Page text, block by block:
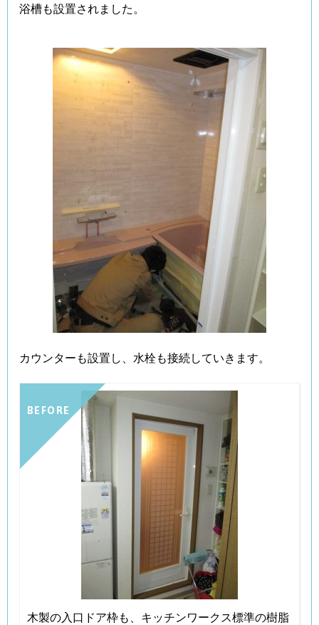
浴槽も設置されました。
カウンターも設置し、水栓も接続していきます。
BEFORE
木製の入口ドア枠も、キッチンワークス標準の樹脂